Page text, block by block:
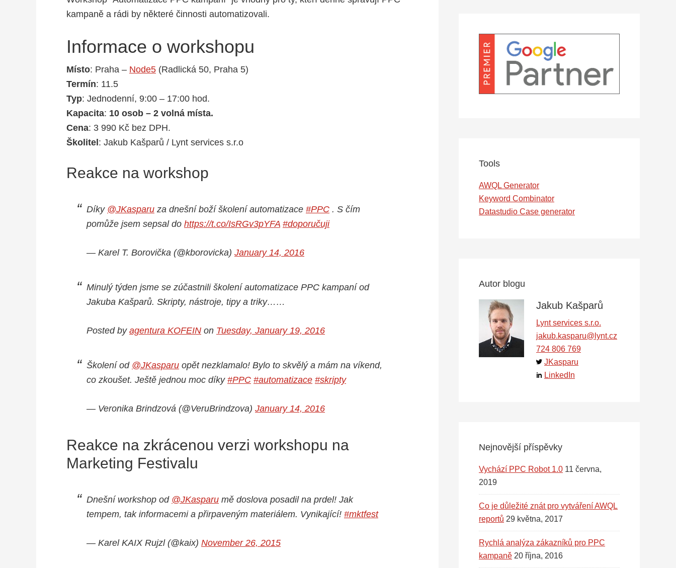
kampaně a rádi by některé činnosti automatizovali.
Informace o workshopu
Místo: Praha – Node5 (Radlická 50, Praha 5)
Termín: 11.5
Typ: Jednodenní, 9:00 – 17:00 hod.
Kapacita: 10 osob – 2 volná místa.
Cena: 3 990 Kč bez DPH.
Školitel : Jakub Kašparů / Lynt services s.r.o
Reakce na workshop
Díky @JKasparu za dnešní boží školení automatizace #PPC . S čím
pomůže jsem sepsal do https://t.co/IsRGv3pYFA #doporučuji
— Karel T. Borovička (@kborovicka) January 14, 2016
Minulý týden jsme se zúčastnili školení automatizace PPC kampaní od
Jakuba Kašparů. Skripty, nástroje, tipy a triky……
Posted by agentura KOFEIN on Tuesday, January 19, 2016
Školení od @JKasparu opět nezklamalo! Bylo to skvělý a mám na víkend,
co zkoušet. Ještě jednou moc díky #PPC #automatizace #skripty
— Veronika Brindzová (@VeruBrindzova) January 14, 2016
Reakce na zkrácenou verzi workshopu na
Marketing Festivalu
Dnešní workshop od @JKasparu mě doslova posadil na prdel! Jak
tempem, tak informacemi a přirpaveným materiálem. Vynikající! #mktfest
— Karel KAIX Rujzl (@kaix) November 26, 2015
Tools
AWQL Generator
Keyword Combinator
Datastudio Case generator
Autor blogu
Jakub Kašparů
Lynt services s.r.o.
jakub.kasparu@lynt.cz
724 806 769
JKasparu
LinkedIn
Nejnovější příspěvky
Vychází PPC Robot 1.0 11 června,
2019
Co je důležité znát pro vytváření AWQL
reportů 29 května, 2017
Rychlá analýza zákazníků pro PPC
kampaně 20 října, 2016